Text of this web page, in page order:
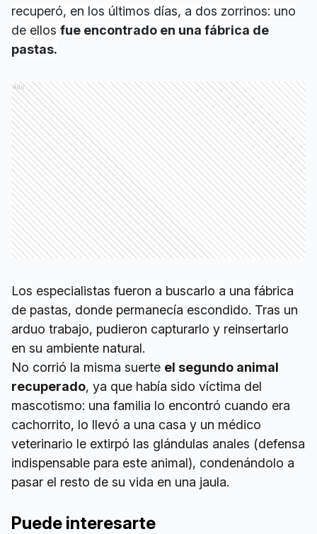
recuperó, en los últimos días, a dos zorrinos: uno
de ellos fue encontrado en una fábrica de
pastas.
Ads
Los especialistas fueron a buscarlo a una fábrica
de pastas, donde permanecía escondido. Tras un
arduo trabajo, pudieron capturarlo y reinsertarlo
en su ambiente natural.
No corrió la misma suerte el segundo animal
recuperado, ya que había sido víctima del
mascotismo: una familia lo encontró cuando era
cachorrito, lo llevó a una casa y un médico
veterinario le extirpó las glándulas anales (defensa
indispensable para este animal), condenándolo a
pasar el resto de su vida en una jaula.
Puede interesarte